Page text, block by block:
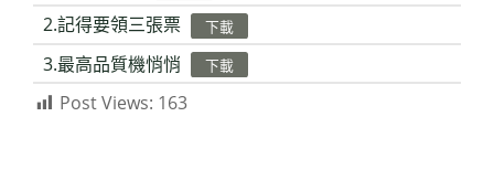
2.記得要領三張票 下載
3.最高品質機悄悄 下載
Post Views: 163